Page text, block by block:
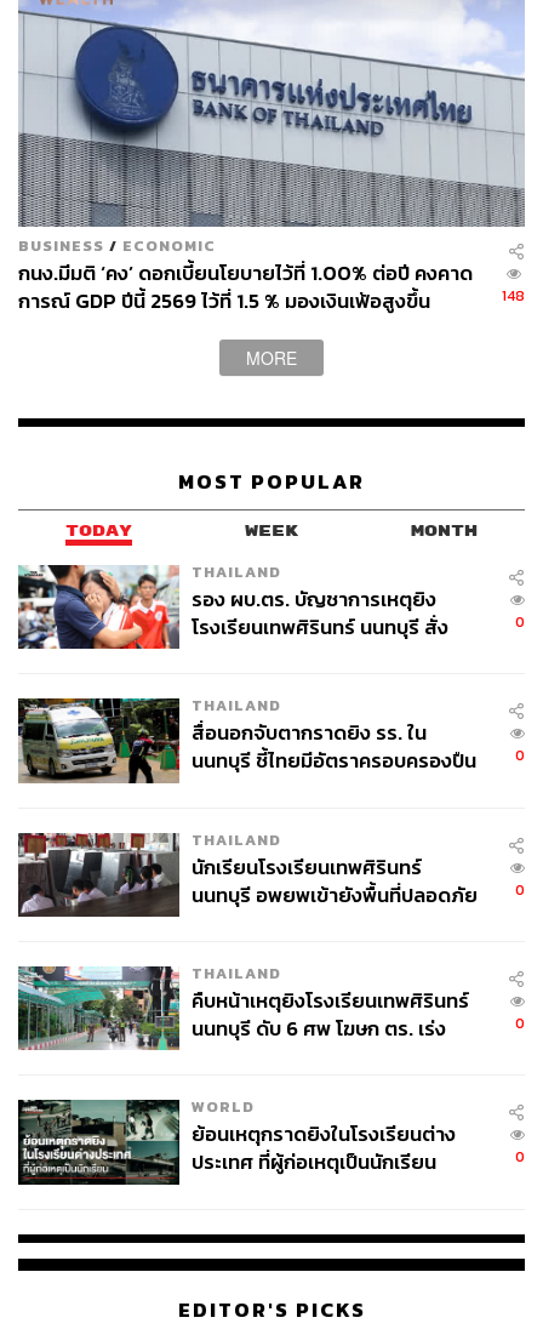
TAGS: ทัวร์ไหว้พระ นักท่องเที่ยวต่างชาติ
รถตุ๊กตุ๊ก
โรงมหรสพหลวงศาลาเฉลิมกรุง
วัดพระศรีรัตนศาสดาราม
โขน Shopping
492
BUSINESS / ECONOMIC
กนง.มีมติ ‘คง’ ดอกเบี้ยนโยบายไว้ที่ 1.00% ต่อปี คงคาด
การณ์ GDP ปีนี้ 2569 ไว้ที่ 1.5 % มองเงินเฟ้อสูงขึ้น
148
MORE
MOST POPULAR
TODAY WEEK MONTH
THAILAND
รอง ผบ.ตร. บัญชาการเหตุยิง
โรงเรียนเทพศิรินทร์ นนทบุรี สั่ง
0
THAILAND
สื่อนอกจับตากราดยิง รร. ใน
นนทบุรี ชี้ไทยมีอัตราครอบครองปืน
0
THAILAND
นักเรียนโรงเรียนเทพศิรินทร์
นนทบุรี อพยพเข้ายังพื้นที่ปลอดภัย
0
THAILAND
คืบหน้าเหตุยิงโรงเรียนเทพศิรินทร์
นนทบุรี ดับ 6 ศพ โฆษก ตร. เร่ง
0
WORLD
ย้อนเหตุกราดยิงในโรงเรียนต่าง
ประเทศ ที่ผู้ก่อเหตุเป็นนักเรียน
0
EDITOR'S PICKS